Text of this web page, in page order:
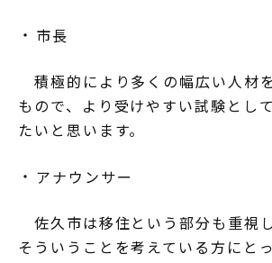
市長
積極的により多くの幅広い人材
もので、より受けやすい試験とし
たいと思います。
アナウンサー
佐久市は移住という部分も重視
そういうことを考えている方にと